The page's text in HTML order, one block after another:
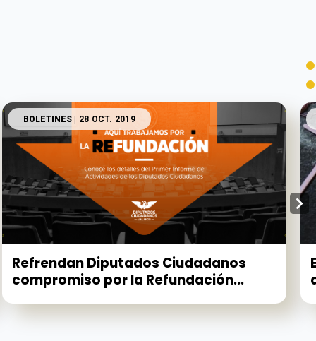
BOLETINES | 28 OCT. 2019
Refrendan Diputados Ciudadanos
compromiso por la Refundación...